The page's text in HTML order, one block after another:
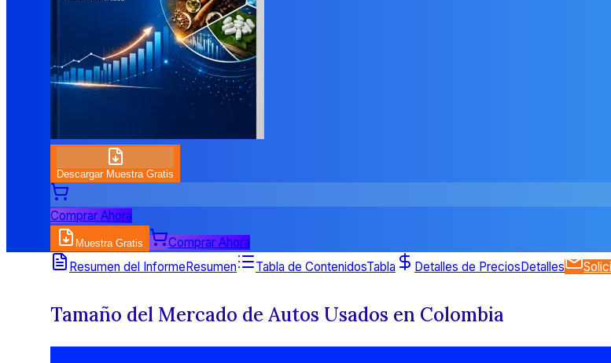
Descargar Muestra Gratis
Comprar Ahora
Muestra Gratis
Comprar Ahora
Resumen del InformeResumen Tabla de ContenidosTabla Detalles de PreciosDetalles
Tamaño del Mercado de Autos Usados en Colombia